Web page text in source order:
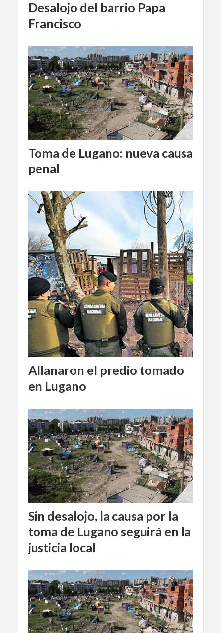
Desalojo del barrio Papa
Francisco
Toma de Lugano: nueva causa
penal
Allanaron el predio tomado
en Lugano
Sin desalojo, la causa por la
toma de Lugano seguirá en la
justicia local